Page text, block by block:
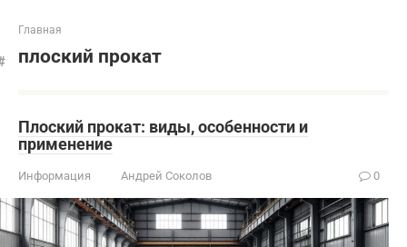
Главная
плоский прокат
Плоский прокат: виды, особенности и
применение
Информация Андрей Соколов 0